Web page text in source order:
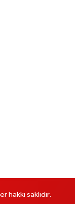
saklıdır.